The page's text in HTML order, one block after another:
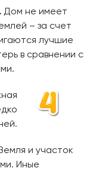
Дом не имеет
– за счет
лучшие
в сравнении с
и участок
Иные